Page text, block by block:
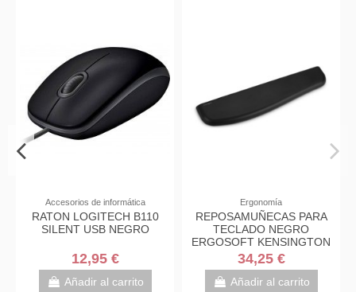
Accesorios de informática
RATON LOGITECH B110
SILENT USB NEGRO
12,95 €
Añadir al carrito
Ergonomía
REPOSAMUÑECAS PARA
TECLADO NEGRO
ERGOSOFT KENSINGTON
K52799WW
34,25 €
Añadir al carrito